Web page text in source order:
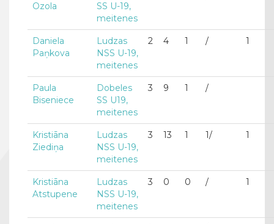
Ozola
SS U-19,
meitenes
Daniela
Paņkova
Ludzas
NSS U-19,
meitenes
2 4 1 / 1
Paula
Biseniece
Dobeles
SS U19,
meitenes
3 9 1 /
Kristiāna
Ziediņa
Ludzas
NSS U-19,
meitenes
3 13 1 1/ 1
Kristiāna
Atstupene
Ludzas
NSS U-19,
meitenes
3 0 0 / 1